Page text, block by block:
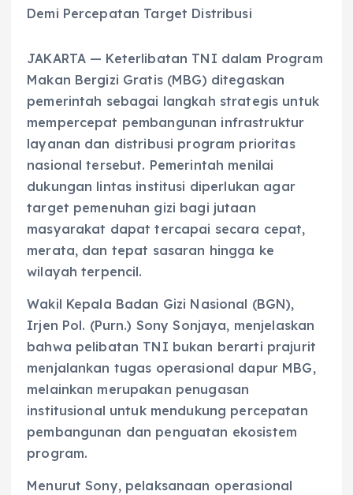
JAKARTA — Keterlibatan TNI dalam Program
Makan Bergizi Gratis (MBG) ditegaskan
pemerintah sebagai langkah strategis untuk
mempercepat pembangunan infrastruktur
layanan dan distribusi program prioritas
nasional tersebut. Pemerintah menilai
dukungan lintas institusi diperlukan agar
target pemenuhan gizi bagi jutaan
masyarakat dapat tercapai secara cepat,
merata, dan tepat sasaran hingga ke
wilayah terpencil.
Wakil Kepala Badan Gizi Nasional (BGN),
Irjen Pol. (Purn.) Sony Sonjaya, menjelaskan
bahwa pelibatan TNI bukan berarti prajurit
menjalankan tugas operasional dapur MBG,
melainkan merupakan penugasan
institusional untuk mendukung percepatan
pembangunan dan penguatan ekosistem
program.
Menurut Sony, pelaksanaan operasional